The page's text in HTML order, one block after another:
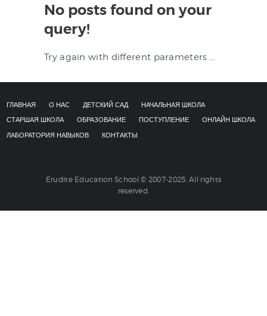
ПОСТУПЛЕНИЕ
ОНЛАЙН ШКОЛА
НАВЫКОВ
КОНТАКТЫ
No posts found on your
query!
Try again with different parameters ...
ГЛАВНАЯ О НАС ДЕТСКИЙ САД
НАЧАЛЬНАЯ ШКОЛА
СТАРШАЯ ШКОЛА
ОБРАЗОВАНИЕ ПОСТУПЛЕНИЕ
ОНЛАЙН ШКОЛА
ЛАБОРАТОРИЯ НАВЫКОВ
КОНТАКТЫ
Erudite Education School © 2007-2025. All rights
reserved.